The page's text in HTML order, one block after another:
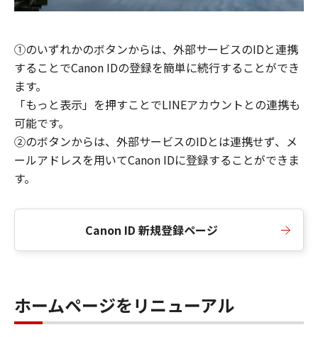
①のいずれかのボタンからは、外部サービスのIDと連携
することでCanon IDの登録を簡単に続行することができ
ます。
「もっと表示」を押すことでLINEアカウントとの連携も
可能です。
②のボタンからは、外部サービスのIDとは連携せず、メ
ールアドレスを用いてCanon IDに登録することができま
す。
Canon ID 新規登録ページ
ホームページをリニューアル